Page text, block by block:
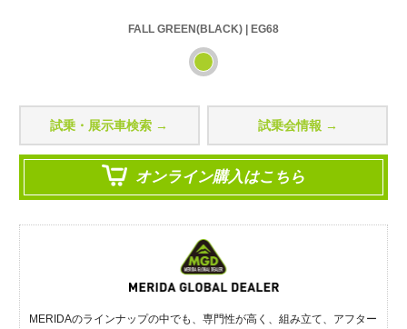
FALL GREEN(BLACK) | EG68
試乗・展示車検索 → 試乗会情報 →
オンライン購入はこちら
MERIDAのラインナップの中でも、専門性が高く、組み立て、アフター